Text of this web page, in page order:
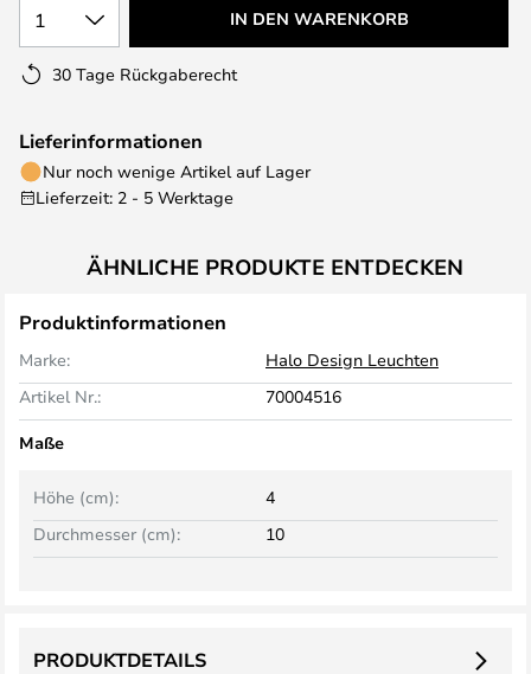
1 IN DEN WARENKORB
30 Tage Rückgaberecht
Lieferinformationen
Nur noch wenige Artikel auf Lager
Lieferzeit: 2 - 5 Werktage
ÄHNLICHE PRODUKTE ENTDECKEN
Produktinformationen
Marke:
Halo Design Leuchten
Artikel Nr.:
70004516
Maße
Höhe (cm):
4
Durchmesser (cm):
10
PRODUKTDETAILS